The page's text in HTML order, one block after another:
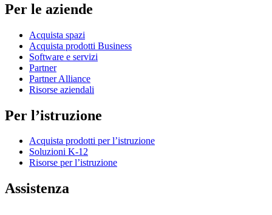
Per le aziende
Acquista spazi
Acquista prodotti Business
Software e servizi
Partner
Partner Alliance
Risorse aziendali
Per l’istruzione
Acquista prodotti per l’istruzione
Soluzioni K-12
Risorse per l’istruzione
Assistenza